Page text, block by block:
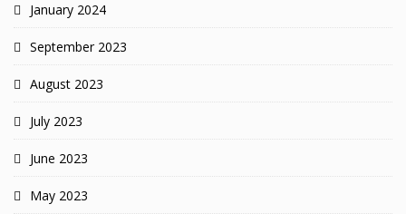
January 2024
September 2023
August 2023
July 2023
June 2023
May 2023